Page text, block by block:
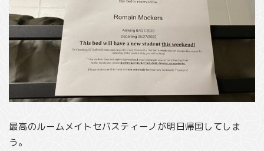
最高のルームメイトセバスティーノが明日帰国してしま
う。